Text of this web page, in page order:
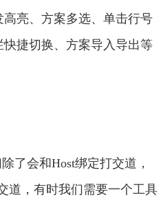
亮、方案多选、单击行号
捷切换、方案导入导出等
了会和Host绑定打交道，
道，有时我们需要一个工具